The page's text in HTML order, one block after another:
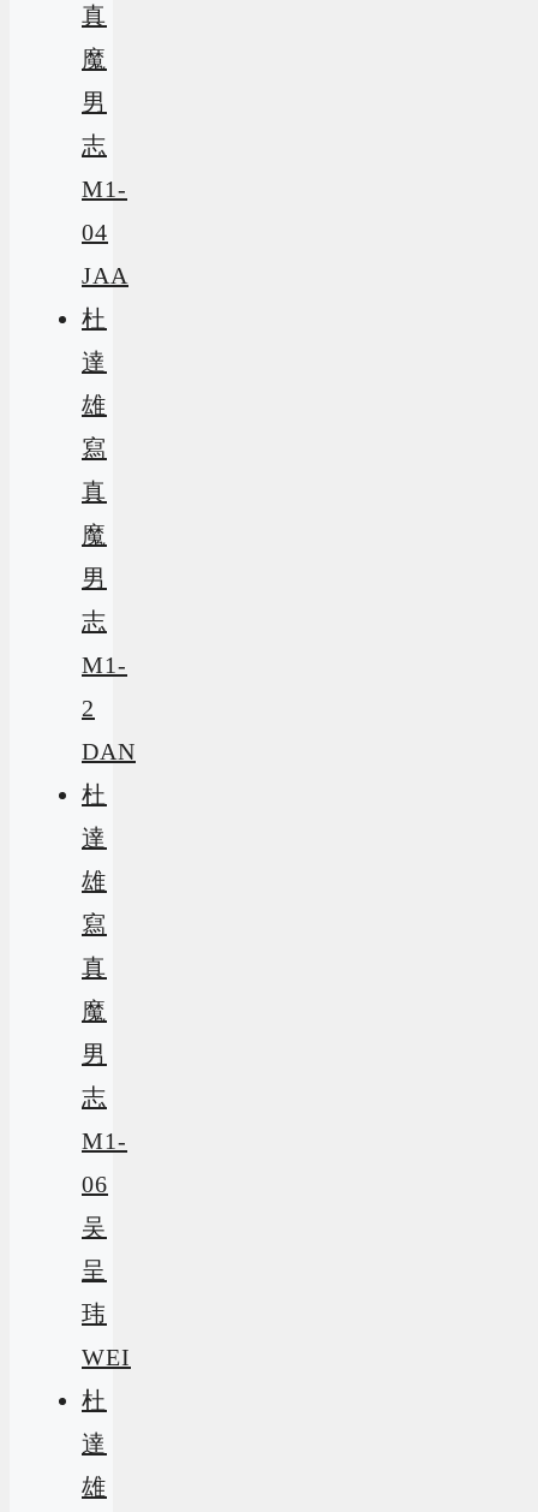
真
魔
男
志
M1-
04
JAA
杜
達
雄
寫
真
魔
男
志
M1-
2
DAN
杜
達
雄
寫
真
魔
男
志
M1-
06
吴
呈
玮
WEI
杜
達
雄